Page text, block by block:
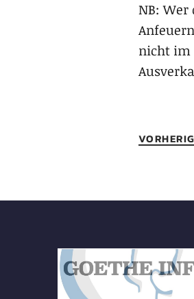
NB:
nicht im